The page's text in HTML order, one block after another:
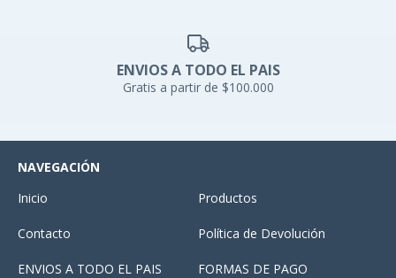
ENVIOS A TODO EL PAIS
Gratis a partir de $100.000
NAVEGACIÓN
Inicio
Productos
Contacto Política de Devolución
ENVIOS A TODO EL PAIS FORMAS DE PAGO